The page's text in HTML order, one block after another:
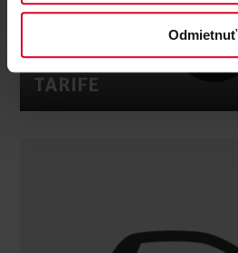
Odmietnuť
TARIFE